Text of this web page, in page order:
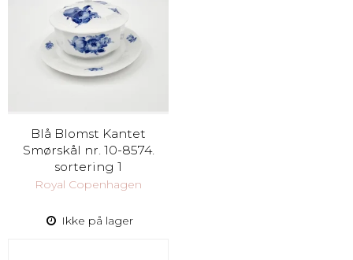
Blå Blomst Kantet
Smørskål nr. 10-8574.
sortering 1
Royal Copenhagen
Ikke på lager